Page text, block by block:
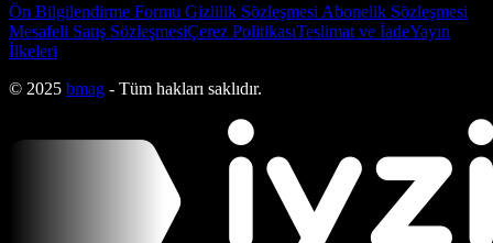
Ön Bilgilendirme Formu Gizlilik Sözleşmesi Abonelik Sözleşmesi
Mesafeli Satış SözleşmesiÇerez PolitikasıTeslimat ve İadeYayın
İlkeleri
© 2025 bmag - Tüm hakları saklıdır.